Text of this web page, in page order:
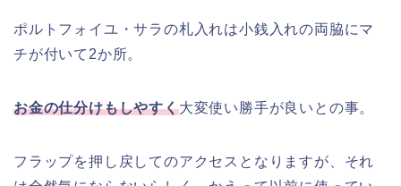
ポルトフォイユ・サラの札入れは小銭入れの両脇にマ
チが付いて2か所。
お金の仕分けもしやすく大変使い勝手が良いとの事。
フラップを押し戻してのアクセスとなりますが、それ